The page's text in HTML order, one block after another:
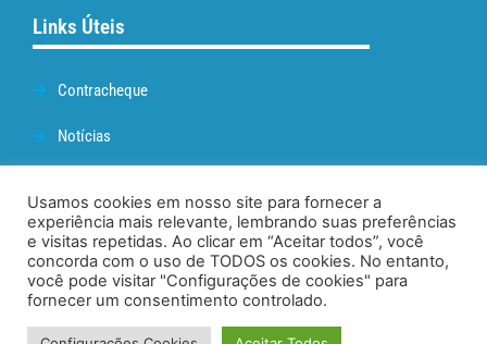
Links Úteis
Contracheque
Notícias
Webmail
Administração
Usamos cookies em nosso site para fornecer a
experiência mais relevante, lembrando suas preferências
e visitas repetidas. Ao clicar em “Aceitar todos”, você
concorda com o uso de TODOS os cookies. No entanto,
você pode visitar "Configurações de cookies" para
fornecer um consentimento controlado.